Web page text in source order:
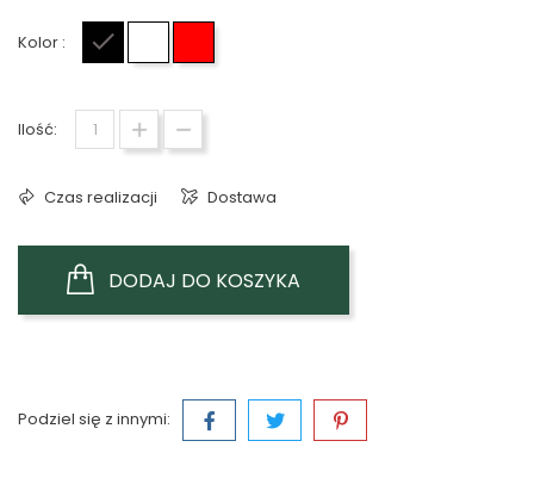
Kolor :
Ilość:
Czas realizacji Dostawa
DODAJ DO KOSZYKA
Podziel się z innymi: